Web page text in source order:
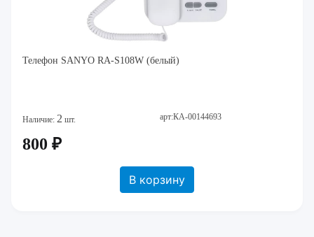
Телефон SANYO RA-S108W (белый)
Наличие: 2 шт. арт:КА-00144693
800 ₽
В корзину